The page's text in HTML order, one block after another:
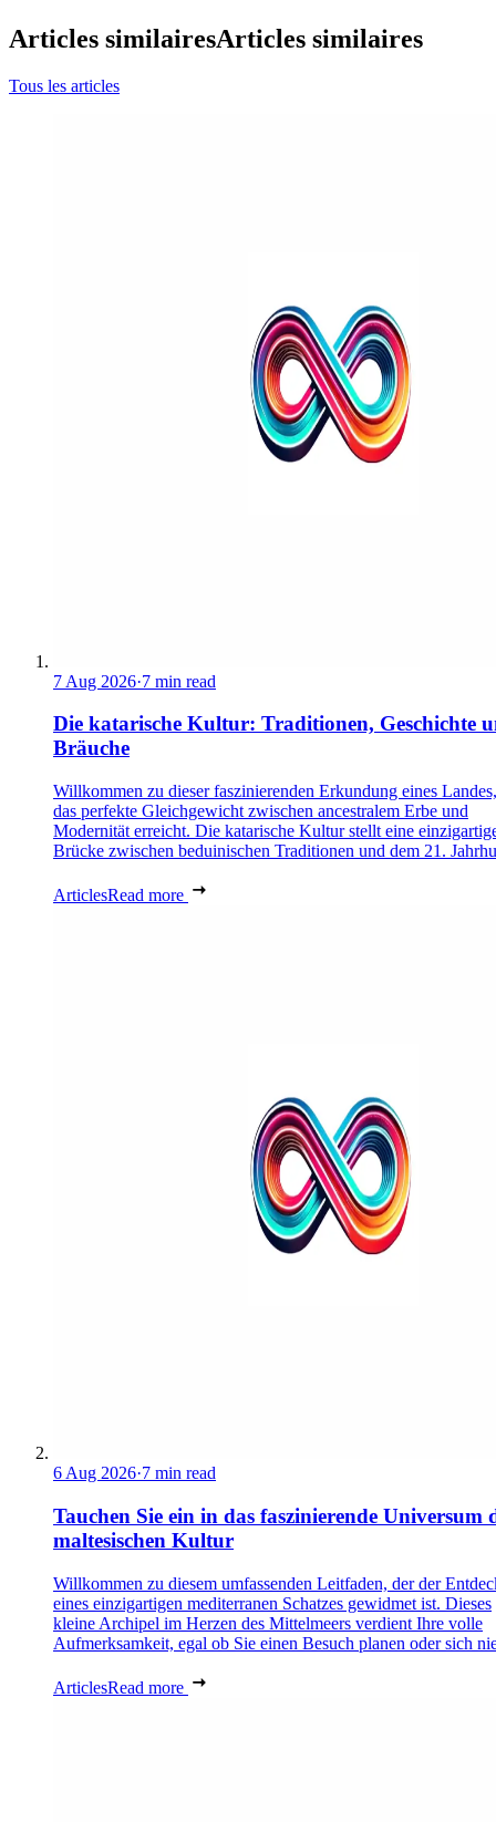
Articles similairesArticles similaires
Tous les articles
7 Aug 2026·7 min read
Die katarische Kultur: Traditionen, Geschichte
Bräuche
Willkommen zu dieser faszinierenden Erkundung eines
das perfekte Gleichgewicht zwischen ancestralem Erbe und
Modernität erreicht. Die katarische Kultur stellt eine
Brücke zwischen beduinischen Traditionen und dem 21.
ArticlesRead more
6 Aug 2026·7 min read
Tauchen Sie ein in das faszinierende Universum
maltesischen Kultur
Willkommen zu diesem umfassenden Leitfaden, der der
eines einzigartigen mediterranen Schatzes gewidmet ist. Dieses
kleine Archipel im Herzen des Mittelmeers verdient Ihre volle
Aufmerksamkeit, egal ob Sie einen Besuch planen oder sich
ArticlesRead more